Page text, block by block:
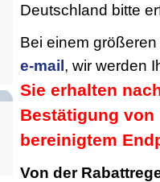
Deutschland bitte
Bei einem
e-mail, wir werden
Sie erhalten
Bestätigung von
bereinigtem
Von der